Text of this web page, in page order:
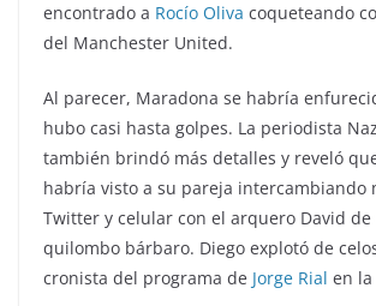
encontrado a Rocío Oliva coqueteando
del Manchester United.
Al parecer, Maradona se habría
hubo casi hasta golpes. La periodista
también brindó más detalles y reveló
habría visto a su pareja intercambiando
Twitter y celular con el arquero David de
quilombo bárbaro. Diego explotó de
cronista del programa de Jorge Rial en